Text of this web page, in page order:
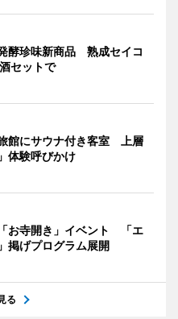
酵珍味新商品 熟成セイコ
セットで
館にサウナ付き客室 上層
体験呼びかけ
お寺開き」イベント 「エ
掲げプログラム展開
る